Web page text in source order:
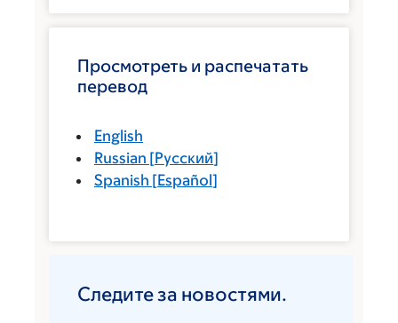
Просмотреть и распечатать
перевод
English
Russian [Русский]
Spanish [Español]
Следите за новостями.